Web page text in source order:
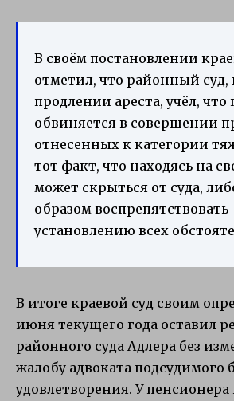
В своём постановлении
отметил, что районный суд,
продлении ареста, учёл,
обвиняется в совершении
отнесенных к категории
тот факт, что находясь на
может скрыться от суда,
образом воспрепятствовать
установлению всех
В итоге краевой суд своим
июня текущего года оставил
районного суда Адлера без
жалобу адвоката подсудимого
удовлетворения. У пенсионера